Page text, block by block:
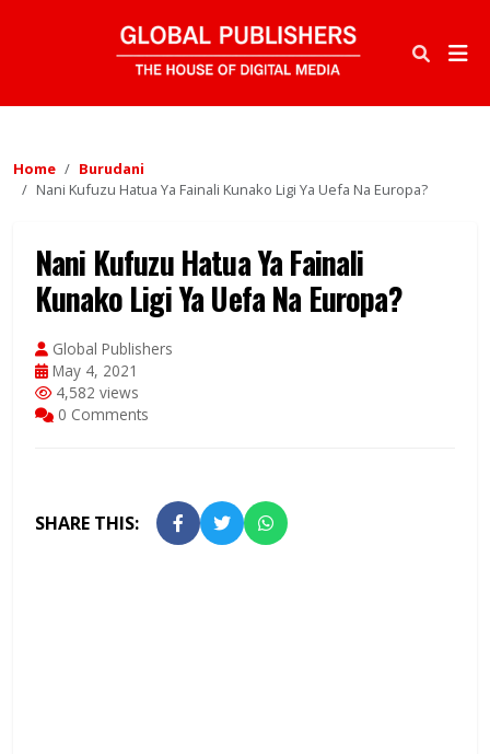
Home
Burudani
Nani Kufuzu Hatua Ya Fainali Kunako Ligi Ya Uefa Na Europa?
Nani Kufuzu Hatua Ya Fainali
Kunako Ligi Ya Uefa Na Europa?
Global Publishers
May 4, 2021
4,582 views
0 Comments
SHARE THIS: